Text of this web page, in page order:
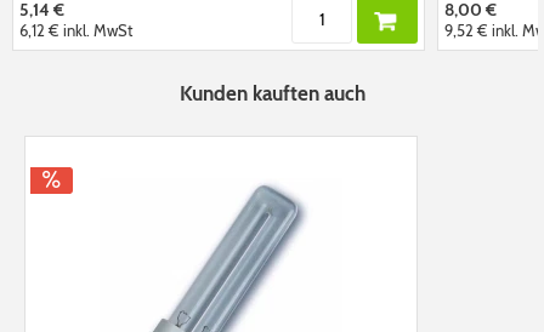
5,14 €
6,12 € inkl. MwSt
8,00 €
9,52 €inkl.
Kunden kauften auch